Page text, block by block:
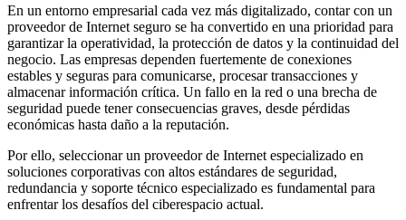
En un entorno empresarial cada vez más digitalizado, contar con un
proveedor de Internet seguro se ha convertido en una prioridad para
garantizar la operatividad, la protección de datos y la continuidad del
negocio. Las empresas dependen fuertemente de conexiones
estables y seguras para comunicarse, procesar transacciones y
almacenar información crítica. Un fallo en la red o una brecha de
seguridad puede tener consecuencias graves, desde pérdidas
económicas hasta daño a la reputación.
Por ello, seleccionar un proveedor de Internet especializado en
soluciones corporativas con altos estándares de seguridad,
redundancia y soporte técnico especializado es fundamental para
enfrentar los desafíos del ciberespacio actual.